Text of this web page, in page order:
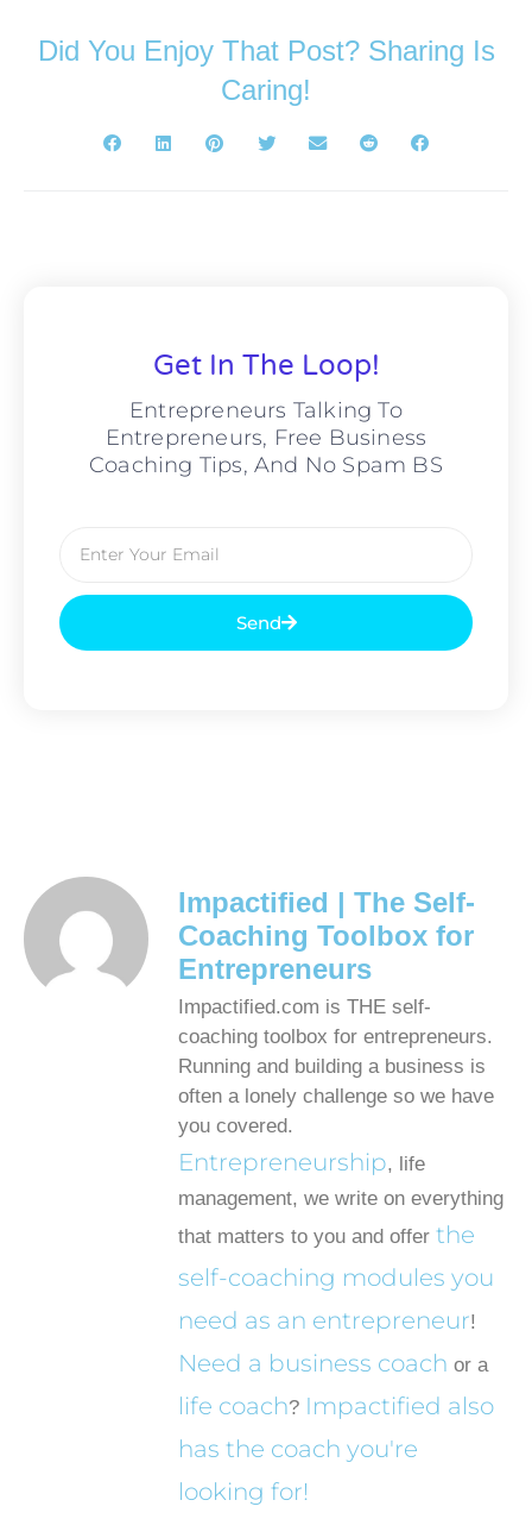
Did You Enjoy That Post? Sharing Is
Caring!
Get In The Loop!
Entrepreneurs Talking To
Entrepreneurs, Free Business
Coaching Tips, And No Spam BS
Send
Impactified | The Self-
Coaching Toolbox for
Entrepreneurs
Impactified.com is THE self-
coaching toolbox for entrepreneurs.
Running and building a business is
often a lonely challenge so we have
you covered.
Entrepreneurship, life
management, we write on everything
that matters to you and offer the
self-coaching modules you
need as an entrepreneur!
Need a business coach or a
life coach? Impactified also
has the coach you're
looking for!